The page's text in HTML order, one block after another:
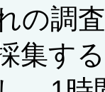
の調
集す